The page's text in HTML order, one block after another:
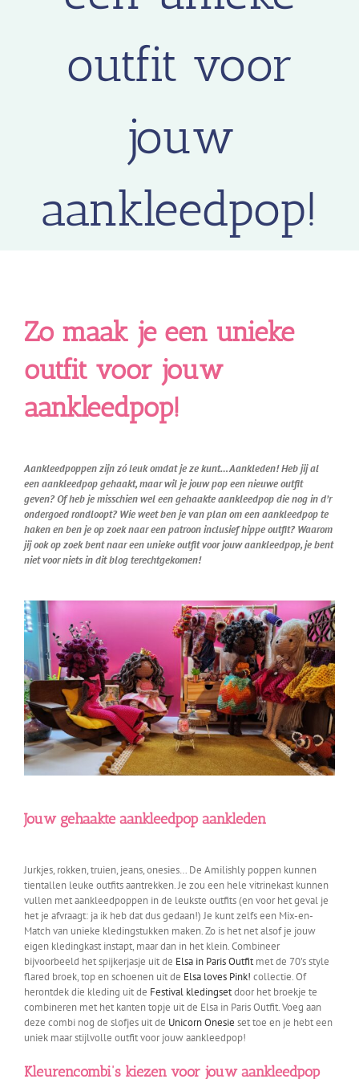
outfit voor
jouw
aankleedpop!
Zo maak je een unieke
outfit voor jouw
aankleedpop!
Aankleedpoppen zijn zó leuk omdat je ze kunt… Aankleden! Heb jij al
een aankleedpop gehaakt, maar wil je jouw pop een nieuwe outfit
geven? Of heb je misschien wel een gehaakte aankleedpop die nog in d’r
ondergoed rondloopt? Wie weet ben je van plan om een aankleedpop te
haken en ben je op zoek naar een patroon inclusief hippe outfit? Waarom
jij ook op zoek bent naar een unieke outfit voor jouw aankleedpop, je bent
niet voor niets in dit blog terechtgekomen!
Jouw gehaakte aankleedpop aankleden
Jurkjes, rokken, truien, jeans, onesies… De Amilishly poppen kunnen
tientallen leuke outfits aantrekken. Je zou een hele vitrinekast kunnen
vullen met aankleedpoppen in de leukste outfits (en voor het geval je
het je afvraagt: ja ik heb dat dus gedaan!) Je kunt zelfs een Mix-en-
Match van unieke kledingstukken maken. Zo is het net alsof je jouw
eigen kledingkast instapt, maar dan in het klein. Combineer
bijvoorbeeld het spijkerjasje uit de Elsa in Paris Outfitmet de 70’s style
flared broek, top en schoenen uit de Elsa loves Pink! collectie. Of
herontdek die kleding uit de Festival kledingsetdoor het broekje te
combineren met het kanten topje uit de Elsa in Paris Outfit. Voeg aan
deze combi nog de slofjes uit de Unicorn Onesie set toe en je hebt een
uniek maar stijlvolle outfit voor jouw aankleedpop!
Kleurencombi’s kiezen voor jouw aankleedpop